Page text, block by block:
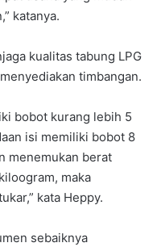
katanya.
kualitas tabung LPG
timbangan.
bobot kurang lebih 5
isi memiliki bobot 8
menemukan berat
maka
kata Heppy.
sebaiknya